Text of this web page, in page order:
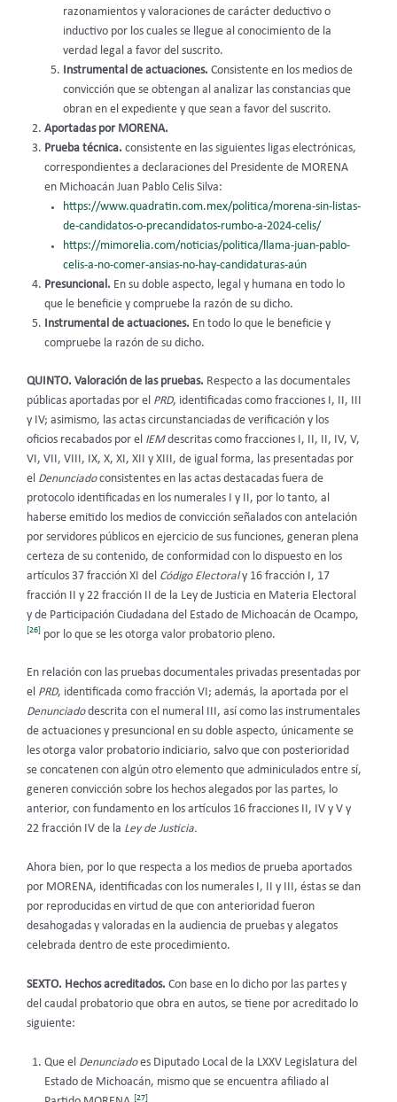
razonamientos y valoraciones de carácter deductivo o
inductivo por los cuales se llegue al conocimiento de la
verdad legal a favor del suscrito.
Instrumental de actuaciones. Consistente en los medios de
convicción que se obtengan al analizar las constancias que
obran en el expediente y que sean a favor del suscrito.
Aportadas por MORENA.
Prueba técnica. consistente en las siguientes ligas electrónicas,
correspondientes a declaraciones del Presidente de MORENA
en Michoacán Juan Pablo Celis Silva:
https://www.quadratin.com.mex/politica/morena-sin-listas-
de-candidatos-o-precandidatos-rumbo-a-2024-celis/
https://mimorelia.com/noticias/politica/llama-juan-pablo-
celis-a-no-comer-ansias-no-hay-candidaturas-aún
Presuncional. En su doble aspecto, legal y humana en todo lo
que le beneficie y compruebe la razón de su dicho.
Instrumental de actuaciones. En todo lo que le beneficie y
compruebe la razón de su dicho.
QUINTO. Valoración de las pruebas. Respecto a las documentales
públicas aportadas por el PRD, identificadas como fracciones I, II, III
y IV; asimismo, las actas circunstanciadas de verificación y los
oficios recabados por el IEMdescritas como fracciones I, II, II, IV, V,
VI, VII, VIII, IX, X, XI, XII y XIII, de igual forma, las presentadas por
el Denunciadoconsistentes en las actas destacadas fuera de
protocolo identificadas en los numerales I y II, por lo tanto, al
haberse emitido los medios de convicción señalados con antelación
por servidores públicos en ejercicio de sus funciones, generan plena
certeza de su contenido, de conformidad con lo dispuesto en los
artículos 37 fracción XI del Código Electoraly 16 fracción I, 17
fracción II y 22 fracción II de la Ley de Justicia en Materia Electoral
y de Participación Ciudadana del Estado de Michoacán de Ocampo,
[26] por lo que se les otorga valor probatorio pleno.
En relación con las pruebas documentales privadas presentadas por
el PRD, identificada como fracción VI; además, la aportada por el
Denunciadodescrita con el numeral III, así como las instrumentales
de actuaciones y presuncional en su doble aspecto, únicamente se
les otorga valor probatorio indiciario, salvo que con posterioridad
se concatenen con algún otro elemento que adminiculados entre sí,
generen convicción sobre los hechos alegados por las partes, lo
anterior, con fundamento en los artículos 16 fracciones II, IV y V y
22 fracción IV de la Ley de Justicia.
Ahora bien, por lo que respecta a los medios de prueba aportados
por MORENA, identificadas con los numerales I, II y III, éstas se dan
por reproducidas en virtud de que con anterioridad fueron
desahogadas y valoradas en la audiencia de pruebas y alegatos
celebrada dentro de este procedimiento.
SEXTO. Hechos acreditados. Con base en lo dicho por las partes y
del caudal probatorio que obra en autos, se tiene por acreditado lo
siguiente:
Que el Denunciadoes Diputado Local de la LXXV Legislatura del
Estado de Michoacán, mismo que se encuentra afiliado al
[27]